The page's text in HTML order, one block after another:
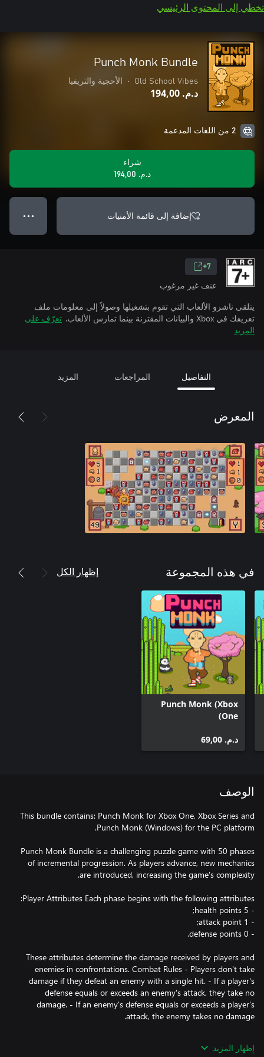
تخطي إلى المحتوى الرئيسي
Punch Monk Bundle
Old School Vibes
• الأحجية والتريفيا
د.م.‏ 194,00
2 من اللغات المدعمة
شراء
د.م.‏ 194,00
إضافة إلى قائمة الأمنيات ● ● ●
7+
عنف غير مرغوب
يتلقى ناشرو الألعاب التي تقوم بتشغيلها وصولاً إلى معلومات ملف
تعريفك في Xbox والبيانات المقترنة بينما تمارس الألعاب.
تعرّف على
المزيد
التفاصيل المراجعات المزيد
المعرض
في هذه المجموعة إظهار الكل
Punch Monk (Xbox
One)
د.م.‏ 69,00
الوصف
This bundle contains: Punch Monk for Xbox One, Xbox Series and
Punch Monk Bundle is a challenging puzzle game with 50 phases
of incremental progression. As players advance, new mechanics
These attributes determine the damage received by players and
enemies in confrontations. Combat Rules - Players don't take
damage if they defeat an enemy with a single hit. - If a player's
defense equals or exceeds an enemy's attack, they take no
damage. - If an enemy's defense equals or exceeds a player's
attack, 0 defense 2. Enemy 2: 3 health, 1 attack, 1 defense 3.
إظهار المزيد